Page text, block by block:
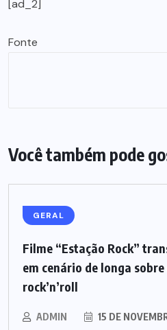
[ad_2]
Fonte
Você também pode
GERAL
Filme “Estação Rock”
em cenário de longa
rock’n’roll
ADMIN 15 DE